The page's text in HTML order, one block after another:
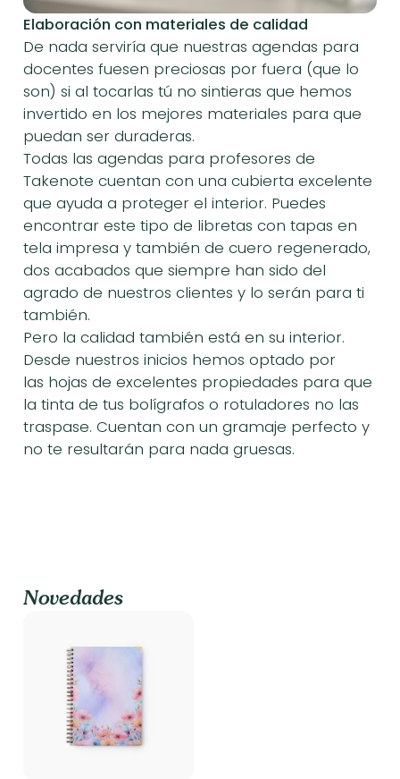
Elaboración con materiales de calidad
De nada serviría que nuestras agendas para
docentes fuesen preciosas por fuera (que lo
son) si al tocarlas tú no sintieras que hemos
invertido en los mejores materiales para que
puedan ser duraderas.
Todas las agendas para profesores de
Takenote cuentan con una cubierta excelente
que ayuda a proteger el interior. Puedes
encontrar este tipo de libretas con tapas en
tela impresa y también de cuero regenerado,
dos acabados que siempre han sido del
agrado de nuestros clientes y lo serán para ti
también.
Pero la calidad también está en su interior.
Desde nuestros inicios hemos optado por
las hojas de excelentes propiedades para que
la tinta de tus bolígrafos o rotuladores no las
traspase. Cuentan con un gramaje perfecto y
no te resultarán para nada gruesas.
Novedades